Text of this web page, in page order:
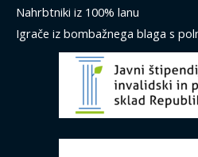
Nahrbtniki iz 100% lanu
Igrače iz bombažnega blaga s